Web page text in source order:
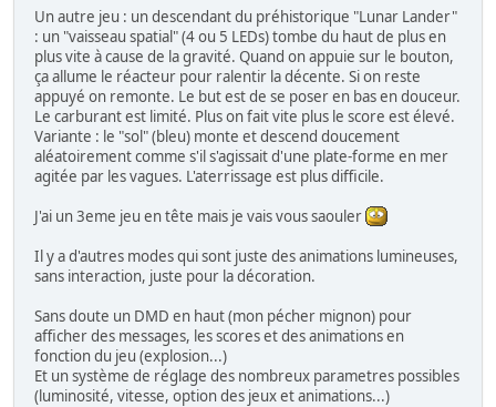
Un autre jeu : un descendant du préhistorique "Lunar Lander"
: un "vaisseau spatial" (4 ou 5 LEDs) tombe du haut de plus en
plus vite à cause de la gravité. Quand on appuie sur le bouton,
ça allume le réacteur pour ralentir la décente. Si on reste
appuyé on remonte. Le but est de se poser en bas en douceur.
Le carburant est limité. Plus on fait vite plus le score est élevé.
Variante : le "sol" (bleu) monte et descend doucement
aléatoirement comme s'il s'agissait d'une plate-forme en mer
agitée par les vagues. L'aterrissage est plus difficile.
J'ai un 3eme jeu en tête mais je vais vous saouler
Il y a d'autres modes qui sont juste des animations lumineuses,
sans interaction, juste pour la décoration.
Sans doute un DMD en haut (mon pécher mignon) pour
afficher des messages, les scores et des animations en
fonction du jeu (explosion...)
Et un système de réglage des nombreux parametres possibles
(luminosité, vitesse, option des jeux et animations...)